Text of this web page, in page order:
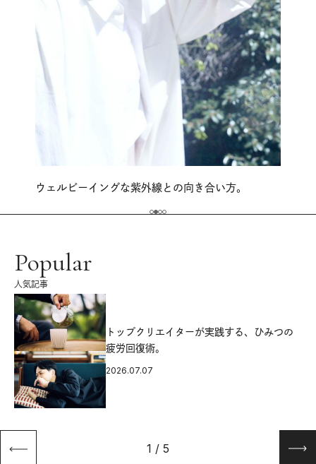
ウェルビーイングな紫外線との向き合い方。
Popular
人気記事
トップクリエイターが実践する、ひみつの
疲労回復術。
2026.07.07
1 / 5